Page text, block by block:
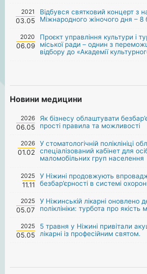
2021
03.05
Відбувся святковий концерт з
Міжнародного жіночого дня – 8
2020
06.09
Проєкт управління культури і
міської ради – однин з
відбору до «Академії
Новини медицини
2026
06.05
Як бізнесу облаштувати
прості правила та можливості
2026
01.02
У стоматологічній поліклініці
спеціалізований кабінет для
маломобільних груп населення
2025
11.11
У Ніжині продовжують
безбар’єрності в системі
2025
05.07
У Ніжинській лікарні оновлено
поліклініки: турбота про якість
2025
05.05
5 травня у Ніжині привітали
лікарні із професійним святом.